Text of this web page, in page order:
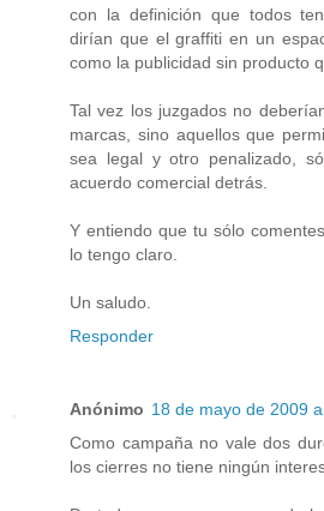
con la definición que todos
dirían que el graffiti en un
como la publicidad sin producto
Tal vez los juzgados no
marcas, sino aquellos que
sea legal y otro penalizado,
acuerdo comercial detrás.
Y entiendo que tu sólo
lo tengo claro.
Un saludo.
Responder
Anónimo 18 de mayo de 2009
Como campaña no vale dos
los cierres no tiene ningún